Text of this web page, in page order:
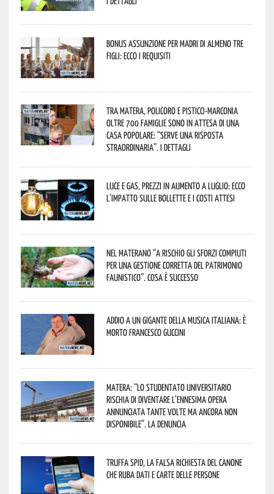
Bonus assunzione per madri di almeno tre
figli: ecco i requisiti
Tra Matera, Policoro e Pisticci-Marconia
oltre 700 famiglie sono in attesa di una
casa popolare: “serve una risposta
straordinaria”. I dettagli
Luce e gas, prezzi in aumento a luglio: ecco
l’impatto sulle bollette e i costi attesi
Nel materano “a rischio gli sforzi compiuti
per una gestione corretta del patrimonio
faunistico”. Cosa è successo
Addio a un gigante della musica italiana: è
morto Francesco Guccini
Matera: “Lo studentato universitario
rischia di diventare l’ennesima opera
annunciata tante volte ma ancora non
disponibile”. La denuncia
Truffa Spid, la falsa richiesta del canone
che ruba dati e carte delle persone